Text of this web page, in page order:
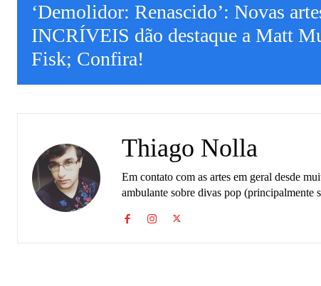
‘Demolidor: Renascido’: Novas
INCRÍVEIS dão destaque a Matt
Fisk; Confira!
Thiago Nolla
Em contato com as artes em geral desde
ambulante sobre divas pop (principalmente